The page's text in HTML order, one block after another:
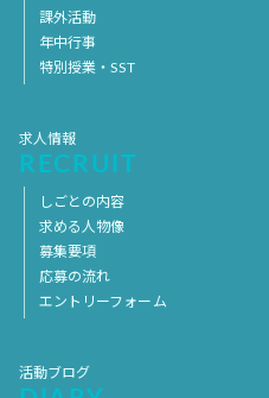
課外活動
年中行事
特別授業・SST
求人情報
RECRUIT
しごとの内容
求める人物像
募集要項
応募の流れ
エントリーフォーム
活動ブログ